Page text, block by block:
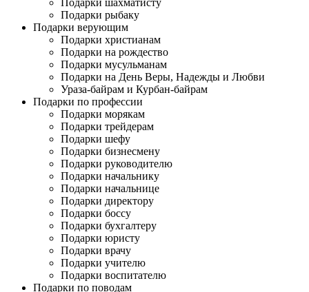
Подарки шахматисту
Подарки рыбаку
Подарки верующим
Подарки христианам
Подарки на рождество
Подарки мусульманам
Подарки на День Веры, Надежды и Любви
Ураза-байрам и Курбан-байрам
Подарки по профессии
Подарки морякам
Подарки трейдерам
Подарки шефу
Подарки бизнесмену
Подарки руководителю
Подарки начальнику
Подарки начальнице
Подарки директору
Подарки боссу
Подарки бухгалтеру
Подарки юристу
Подарки врачу
Подарки учителю
Подарки воспитателю
Подарки по поводам